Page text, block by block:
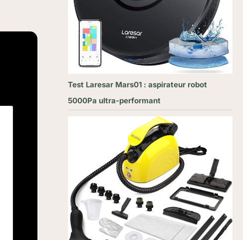
Test Laresar Mars01 : aspirateur robot
5000Pa ultra-performant